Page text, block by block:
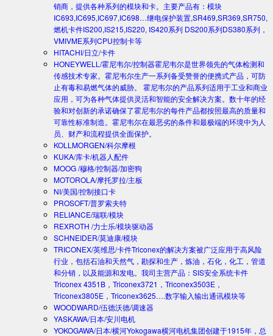
销商，提供各种系列的模块和卡。主要产品有：模块
IC693,IC695,IC697,IC698…继电保护装置,SR469,SR369,SR750,
燃机卡件IS200,IS215,IS220, IS420系列 DS200系列DS380系列，
VMIVME系列CPU控制卡等
HITACHI/日立/卡件
HONEYWELL/霍尼韦尔/控制器霍尼韦尔是世界领先的气体检测和
传感技术专家。霍尼韦尔生产一系列备受赞誉的便携式产品，可防
止有毒和易燃气体的威胁。 霍尼韦尔的产品系列适用于工业和商业
应用，可为各种气体提供灵活和智能的安全解决方案。数十年的经
验和对创新的承诺确保了霍尼韦尔的每件产品都按照最高的质量和
可靠性标准制造。霍尼韦尔在最恶劣的条件和最极端的环境中为人
员、财产和流程提供全面保护。
KOLLMORGEN/科尔摩根
KUKA/库卡/机器人配件
MOOG /穆格/控制器/加密狗
MOTOROLA/摩托罗拉/主板
NI/美国/控制接口卡
PROSOFT/普罗索夫特
RELIANCE/瑞联/模块
REXROTH /力士乐/模块驱动器
SCHNEIDER/莫迪康/模块
TRICONEX/英维思/卡件Triconex的解决方案被广泛应用于高风险
行业，包括石油和天然气，勘探和生产，炼油，石化，化工，管道
和分销，以及能源和发电。我司主营产品：SIS安全系统卡件
Triconex 4351B，Triconex3721，Triconex3503E，
Triconex3805E，Triconex3625….数字输入输出通讯模块等
WOODWARD/伍德沃德/调速器
YASKAWA/日本/安川电机
YOKOGAWA/日本/横河Yokogawa横河电机集团创建于1915年，总